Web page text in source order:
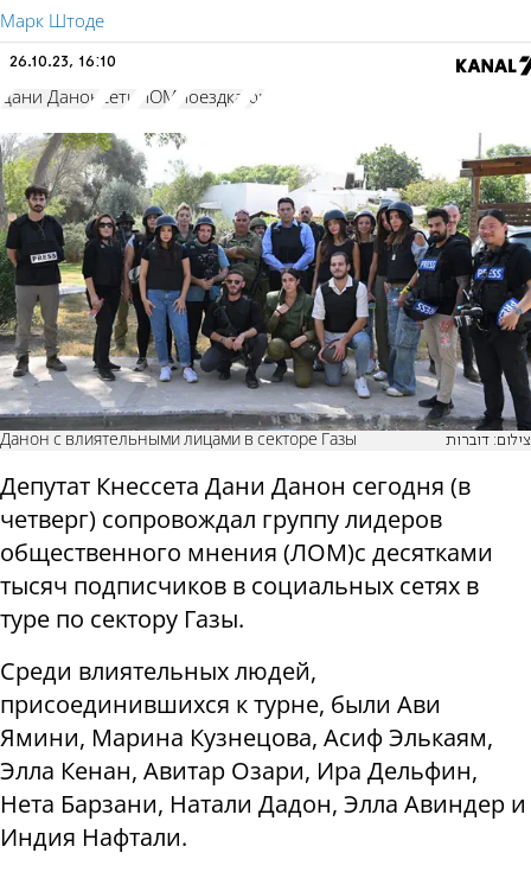
Марк Штоде
26.10.23, 16:10
Дани Данон сети ЛОМ поездка юг
Данон с влиятельными лицами в секторе Газы צילום: דוברות
Депутат Кнессета Дани Данон сегодня (в
четверг) сопровождал группу лидеров
общественного мнения (ЛОМ)с десятками
тысяч подписчиков в социальных сетях в
туре по сектору Газы.
Среди влиятельных людей,
присоединившихся к турне, были Ави
Ямини, Марина Кузнецова, Асиф Элькаям,
Элла Кенан, Авитар Озари, Ира Дельфин,
Нета Барзани, Натали Дадон, Элла Авиндер и
Индия Нафтали.